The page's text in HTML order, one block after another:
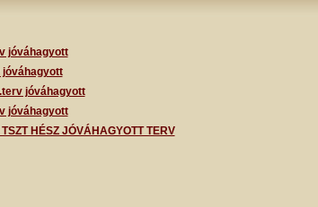
jóváhagyott
jóváhagyott
jóváhagyott
jóváhagyott
HÉSZ JÓVÁHAGYOTT TERV